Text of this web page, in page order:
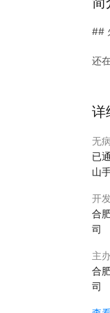
##
还
**
-
-
-
- **
-
- **
-
-
**
-
- **
详
无
已
山
开
合
司
主
合
司